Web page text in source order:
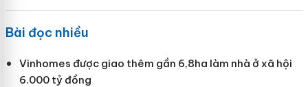
Bài đọc nhiều
Vinhomes được giao thêm gần 6,8ha làm nhà ở xã hội
6.000 tỷ đồng